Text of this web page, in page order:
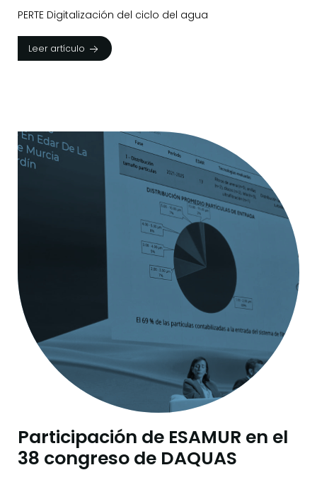
PERTE Digitalización del ciclo del agua
Leer artículo
Participación de ESAMUR en el
38 congreso de DAQUAS